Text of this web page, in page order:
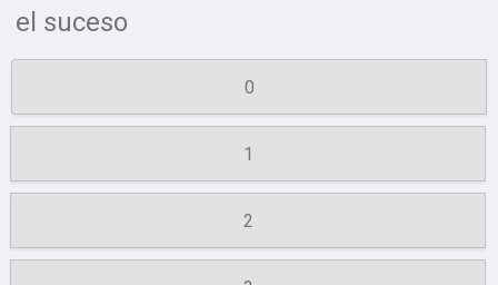
el suceso
0
1
2